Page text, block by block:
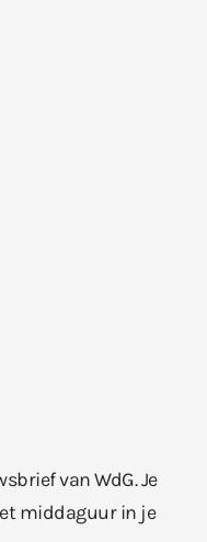
van WdG. Je
middaguur in je